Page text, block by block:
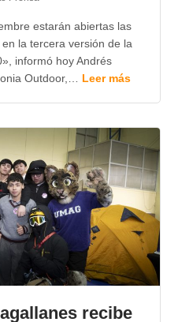
estarán abiertas las
la tercera versión de la
informó hoy Andrés
Outdoor,… Leer más
recibe